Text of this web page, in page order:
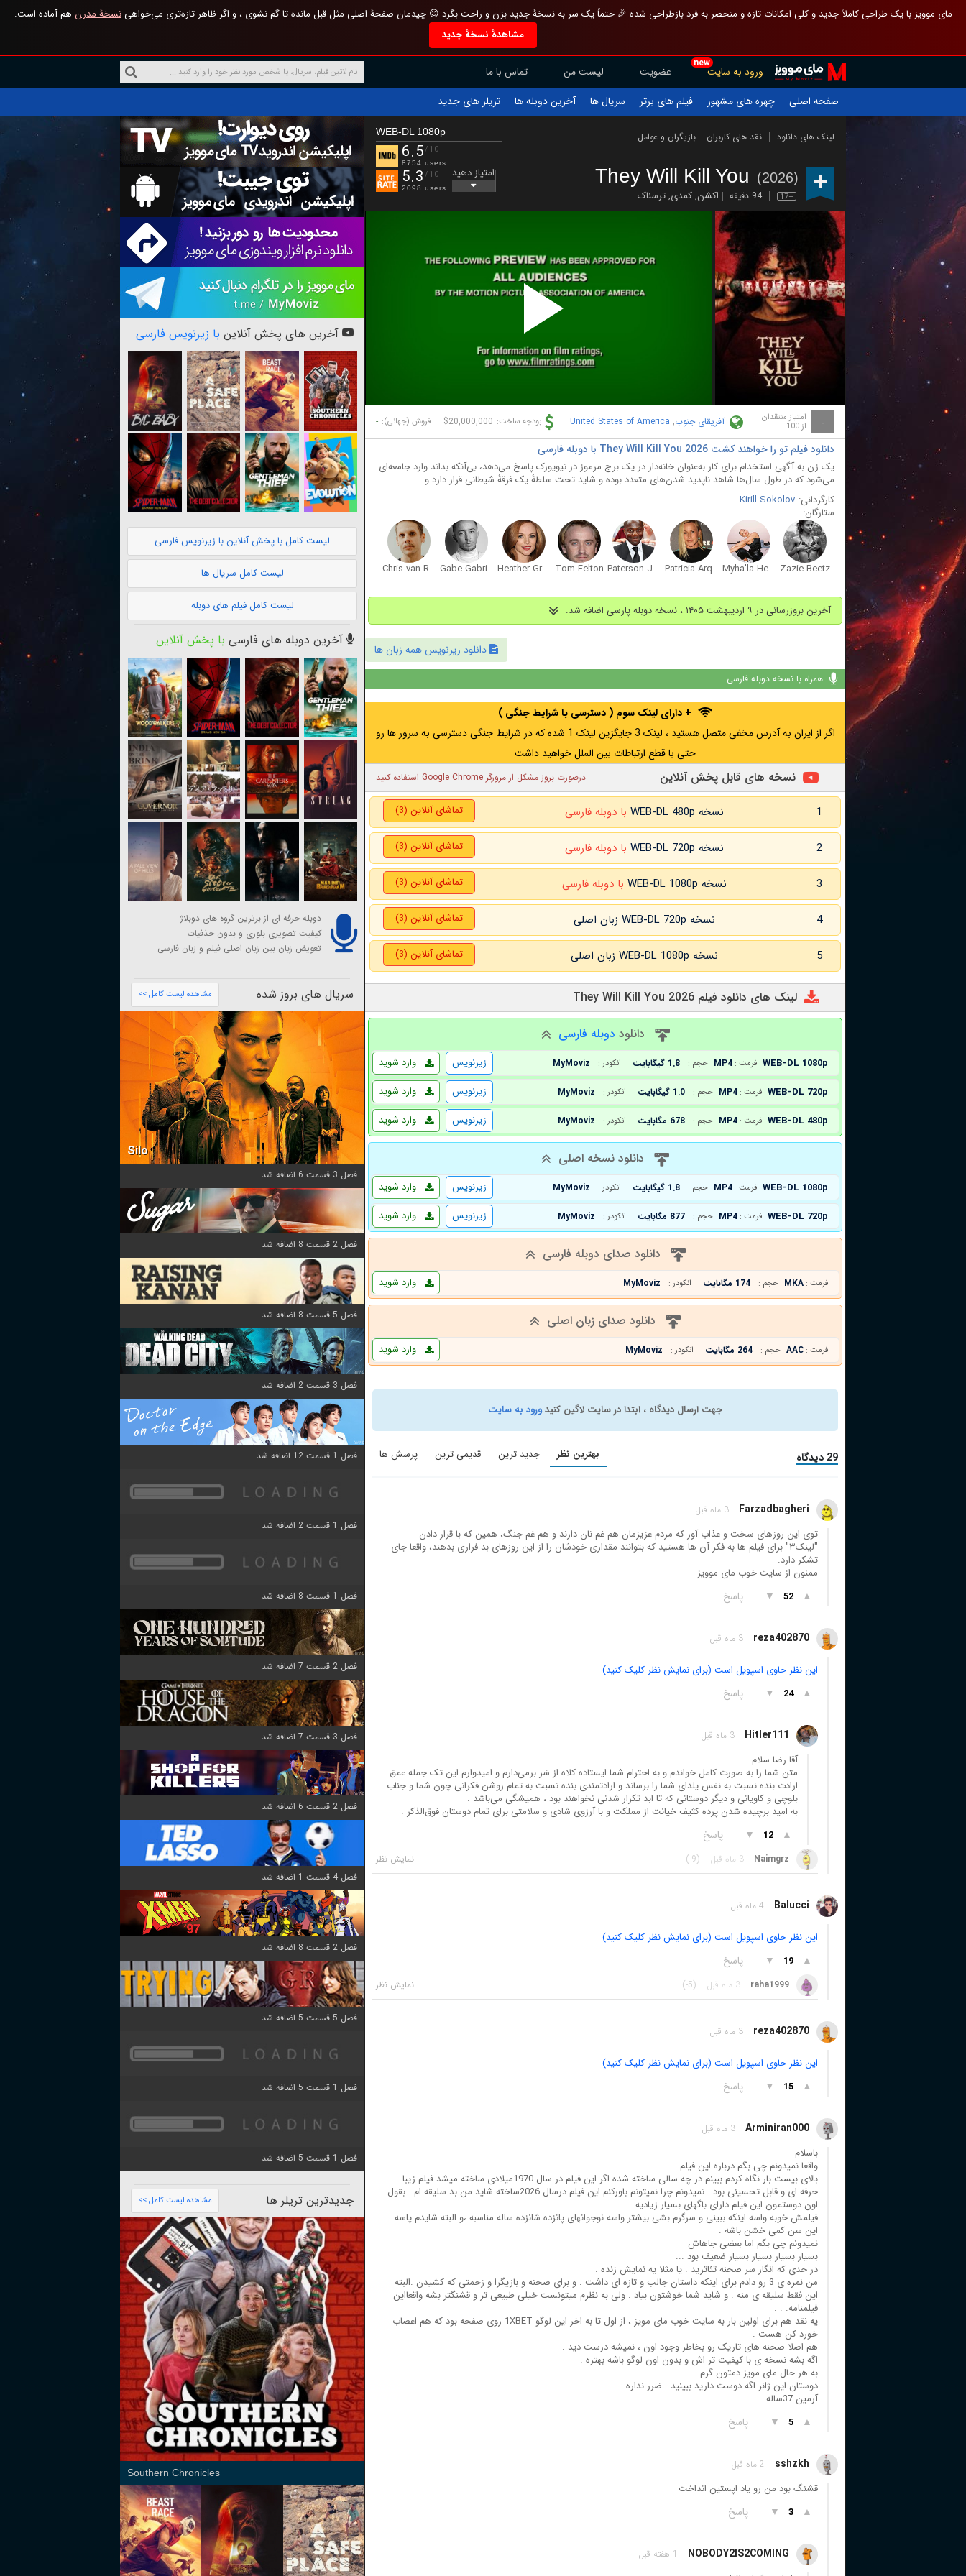
مای موویز با یک طراحی کاملاً جدید و کلی امکانات تازه و منحصر به فرد بازطراحی شده 🎉 حتماً یک سر به نسخهٔ جدید بزن و راحت بگرد 😊 چیدمان صفحهٔ اصلی مثل قبل مانده تا گم نشوی ، و اگر ظاهر تازه‌تری می‌خواهینسخهٔ مدرن هم آماده است.
مشاهدهٔ نسخهٔ جدید
new
ورود به سایت عضویت لیست من
تماس با ما
صفحه اصلی
چهره های مشهور فیلم های برتر سریال ها آخرین دوبله ها تریلر های جدید
لینک های دانلود نقد های کاربران بازیگران و عوامل
They Will Kill You (2026)
17+ 94 دقیقه اکشن,کمدی,ترسناک
WEB-DL 1080p
6.5/10
8754 users
5.3 /10
2098 users
امتیاز دهید
Play
Video
- امتیاز منتقدان
از 100 آفریقای جنوب,
United States of America بودجه ساخت: $20,000,000 فروش (جهانی): -
دانلود فیلم تو را خواهند کشت They Will Kill You 2026 با دوبله فارسی
یک زن به آگهی استخدام برای کار به‌عنوان خانه‌دار در یک برج مرموز در نیویورک پاسخ می‌دهد، بی‌آنکه بداند وارد جامعه‌ای
می‌شود که در طول سال‌ها شاهد ناپدید شدن‌های متعدد بوده و شاید تحت سلطهٔ یک فرقهٔ شیطانی قرار دارد و ...
کارگردانی: Kirill Sokolov
ستارگان:
Zazie Beetz
Myha'la Herrold
Patricia Arquette
Paterson Joseph
Tom Felton
Heather Graham
Gabe Gabriel
Chris van Rensburg
آخرین بروزرسانی در ۹ اردیبهشت ۱۴۰۵ ، نسخه دوبله پارسی اضافه شد.
دانلود زیرنویس همه زبان ها
همراه با نسخه دوبله فارسی
+ دارای لینک سوم ( دسترسی با شرایط جنگی )
اگر از ایران به آدرس مخفی متصل هستید ، لینک 3 جایگزین لینک 1 شده که در شرایط جنگی دسترسی به سرور ها رو
حتی با قطع ارتباطات بین الملل خواهید داشت
نسخه های قابل پخش آنلاین درصورت بروز مشکل از مرورگر Google Chrome استفاده کنید
1 نسخه WEB-DL 480p با دوبله فارسی تماشای آنلاین (3)
2 نسخه WEB-DL 720p با دوبله فارسی تماشای آنلاین (3)
3 نسخه WEB-DL 1080p با دوبله فارسی تماشای آنلاین (3)
4 نسخه WEB-DL 720p زبان اصلی تماشای آنلاین (3)
5 نسخه WEB-DL 1080p زبان اصلی تماشای آنلاین (3)
لینک های دانلود فیلم They Will Kill You 2026
دانلود دوبله فارسی
WEB-DL 1080p فرمت : MP4 حجم : 1.8 گیگابایت انکودر : MyMoviz وارد شوید
زیرنویس
WEB-DL 720p فرمت : MP4 حجم : 1.0 گیگابایت انکودر : MyMoviz وارد شوید
زیرنویس
WEB-DL 480p فرمت : MP4 حجم : 678 مگابایت انکودر : MyMoviz وارد شوید زیرنویس
دانلود نسخه اصلی
WEB-DL 1080p فرمت : MP4 حجم : 1.8 گیگابایت انکودر : MyMoviz وارد شوید
زیرنویس
WEB-DL 720p فرمت : MP4 حجم : 877 مگابایت انکودر : MyMoviz وارد شوید زیرنویس
دانلود صدای دوبله فارسی
فرمت : MKA حجم : 174 مگابایت انکودر : MyMoviz وارد شوید
دانلود صدای زبان اصلی
فرمت : AAC حجم : 264 مگابایت انکودر : MyMoviz وارد شوید
جهت ارسال دیدگاه ، ابتدا در سایت لاگین کنیدورود به سایت
29 دیدگاه بهترین نظر جدید ترین قدیمی ترین پرسش ها
Farzadbagheri 3 ماه قبل
توی این روزهای سخت و عذاب آور که مردم عزیزمان هم غم نان دارند و هم غم جنگ، همین که با قرار دادن
"لینک۳" برای فیلم ها به فکر آن ها هستید که بتوانند مقداری خودشان را از این روزهای بد فراری بدهند، واقعا جای
تشکر دارد.
ممنون از سایت خوب مای موویز
▲
52
▼ پاسخ
reza402870 3 ماه قبل
این نظر حاوی اسپویل است (برای نمایش نظر کلیک کنید)
▲
24
▼ پاسخ
Hitler111 3 ماه قبل
آقا رضا سلام
متن شما را به صورت کامل خواندم و به احترام شما ایستاده کلاه از سَر بر‌می‌دارم و امیدوارم این تک جمله عمق
ارادت بنده نسبت به نفس یلدای شما را برساند و ارادتمندی بنده نسبت به تمام روشن فکرانی چون شما و جناب
بلوچی و کاویانی و دیگر دوستانی که تا ابد تکرار شدنی نخواهند بود ، همیشگی می‌باشد .
به امید برچیده شدن پرده کثیف خیانت از مملکت و با آرزوی شادی و سلامتی برای تمام دوستان فوق‌الذکر .
▲
12
▼ پاسخ
Naimgrz 3 ماه قبل (-9)
Balucci 4 ماه قبل
این نظر حاوی اسپویل است (برای نمایش نظر کلیک کنید)
▲
19
▼ پاسخ
raha1999 3 ماه قبل (-5)
reza402870 3 ماه قبل
این نظر حاوی اسپویل است (برای نمایش نظر کلیک کنید)
▲
15
▼ پاسخ
Arminiran000 3 ماه قبل
باسلام
واقعا نمیدونم چی بگم درباره این فیلم .
بالای بیست بار نگاه کردم ببینم در چه سالی ساخته شده اگر این فیلم در سال 1970میلادی ساخته میشد فیلم زیبا
حرفه ای و قابل تحسینی بود . نمیدونم چرا نمیتونم باورکنم این فیلم درسال 2026ساخته شاید من بد سلیقه ام . بقول
اون دوستمون این فیلم دارای باگهای بسیار زیادیه.
فیلمش خوبه واسه اینکه ببینی و سرگرم بشی بیشتر واسه نوجوانهای پانزده شانزده ساله مناسبه ،و البته شایدم پاسه
این سن کمی خشن باشه .
نمیدونم چی بگم اما بعضی جاهاش
بسیار بسیار بسیار بسیار ضعیف بود ...
در حدی که انگار سر صحنه تئاترید . یا مثلا یه نمایش زنده .
من نمره ی 3 رو دادم برای اینکه داستان جالب و تازه ای داشت . و برای صحنه و بازیگرا و زحمتی که کشیدن .البته
این فقط سلیقه ی منه . و شاید شما خوشتون بیاد . ولی به نظرم میتونست خیلی طبیعی تر و قشنگتر بشه واقعااین
فیلمنامه. . .
یه نقد هم برای اولین بار به سایت خوب مای مویز ، از اول تا به اخر این لوگو 1XBET روی صفحه بود که هم اعصاب
خورد کن هست .
هم اصلا صحنه های تاریک رو بخاطر وجود اون ، نمیشه درست دید .
اگه بشه نسخه ی با کیفیت تر اش و بدون اون لوگو باشه بهتره .
به هر حال مای مویز دمتون گرم .
دوستان این ژانر اگه دوست دارید ببینید . ضرر نداره .
آرمین 37ساله
▲
5
▼ پاسخ
sshzkh 2 ماه قبل
قشنگ بود من رو یاد اپستین انداخت
▲
3
▼ پاسخ
NOBODY2IS2COMING 1 هفته قبل
آخرین های پخش آنلاین با زیرنویس فارسی
لیست کامل با پخش آنلاین با زیرنویس فارسی
لیست کامل سریال ها
لیست کامل فیلم های دوبله
آخرین دوبله های فارسی با پخش آنلاین
دوبله حرفه ای از برترین گروه های دوبلاژ
کیفیت تصویری بلوری و بدون حذفیات
تعویض زبان بین زبان اصلی فیلم و زبان فارسی
سریال های بروز شده مشاهده لیست کامل >>
Silo
فصل 3 قسمت 6 اضافه شد
فصل 2 قسمت 8 اضافه شد
فصل 5 قسمت 8 اضافه شد
فصل 3 قسمت 2 اضافه شد
فصل 1 قسمت 12 اضافه شد
فصل 1 قسمت 2 اضافه شد
فصل 1 قسمت 8 اضافه شد
فصل 2 قسمت 7 اضافه شد
فصل 3 قسمت 7 اضافه شد
فصل 2 قسمت 6 اضافه شد
فصل 4 قسمت 1 اضافه شد
فصل 2 قسمت 8 اضافه شد
فصل 5 قسمت 5 اضافه شد
فصل 1 قسمت 5 اضافه شد
فصل 1 قسمت 5 اضافه شد
جدیدترین تریلر ها مشاهده لیست کامل >>
Southern Chronicles